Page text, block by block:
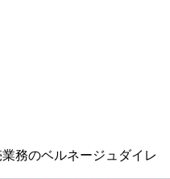
務のベルネージュダイレ